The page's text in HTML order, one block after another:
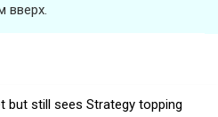
вверх.
but still sees Strategy topping